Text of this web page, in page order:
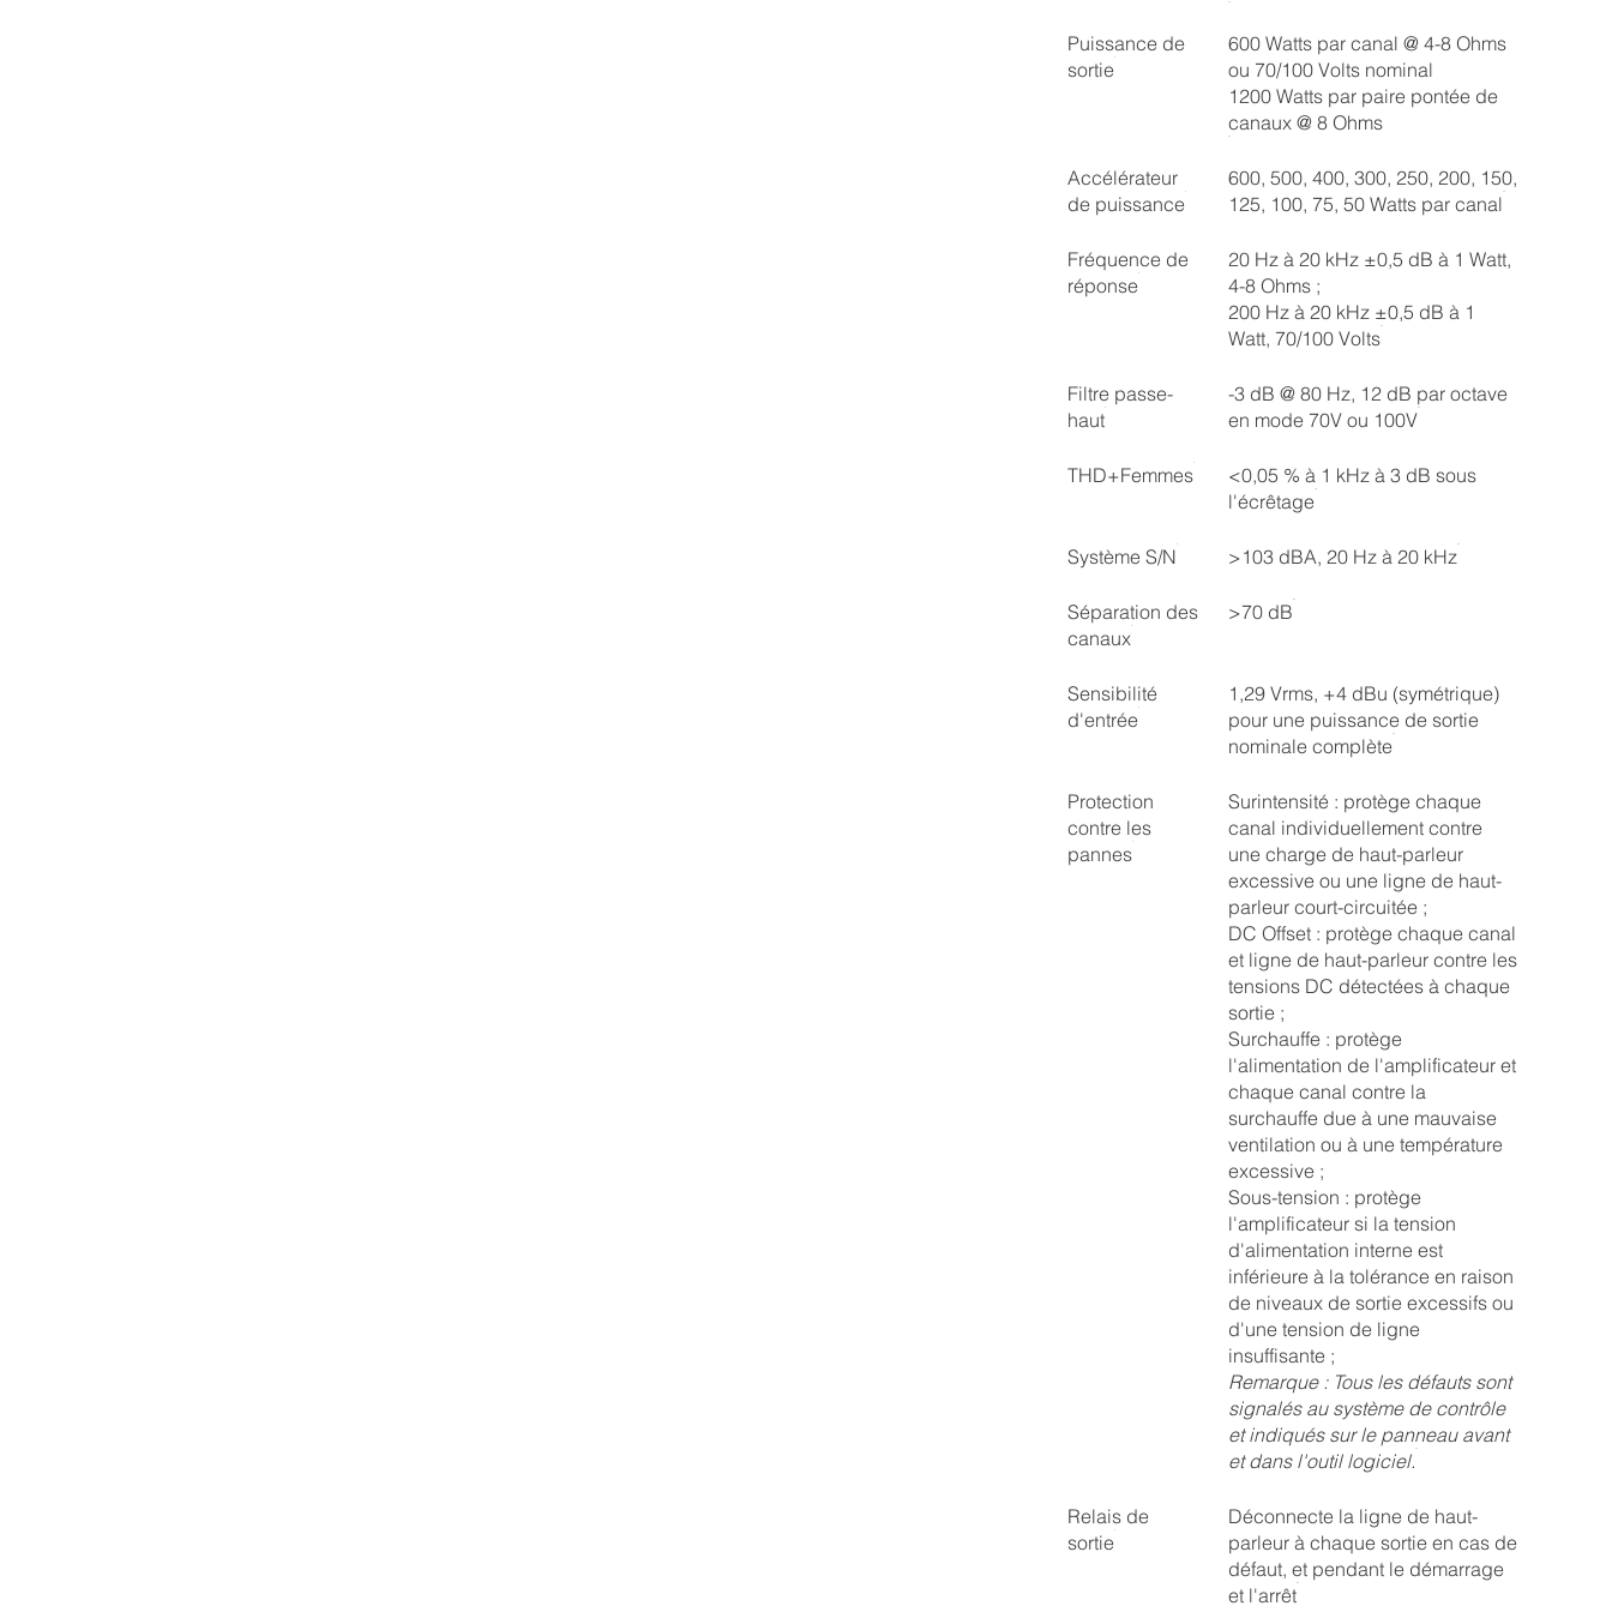
Puissance de
sortie
600 Watts par canal @ 4-8 Ohms
ou 70/100 Volts nominal
1200 Watts par paire pontée de
canaux @ 8 Ohms
Accélérateur
de puissance
600, 500, 400, 300, 250, 200, 150,
125, 100, 75, 50 Watts par canal
Fréquence de
réponse
20 Hz à 20 kHz ±0,5 dB à 1 Watt,
4-8 Ohms ;
200 Hz à 20 kHz ±0,5 dB à 1
Watt, 70/100 Volts
Filtre passe-
haut
-3 dB @ 80 Hz, 12 dB par octave
en mode 70V ou 100V
THD+Femmes
<0,05 % à 1 kHz à 3 dB sous
l'écrêtage
Système S/N >103 dBA, 20 Hz à 20 kHz
Séparation des
canaux
>70 dB
Sensibilité
d'entrée
1,29 Vrms, +4 dBu (symétrique)
pour une puissance de sortie
nominale complète
Protection
contre les
pannes
Surintensité : protège chaque
canal individuellement contre
une charge de haut-parleur
excessive ou une ligne de haut-
parleur court-circuitée ;
DC Offset : protège chaque canal
et ligne de haut-parleur contre les
tensions DC détectées à chaque
sortie ;
Surchauffe : protège
l'alimentation de l'amplificateur et
chaque canal contre la
surchauffe due à une mauvaise
ventilation ou à une température
excessive ;
Sous-tension : protège
l'amplificateur si la tension
d'alimentation interne est
inférieure à la tolérance en raison
de niveaux de sortie excessifs ou
d'une tension de ligne
insuffisante ;
Remarque : Tous les défauts sont
signalés au système de contrôle
et indiqués sur le panneau avant
et dans l'outil logiciel.
Relais de
sortie
Déconnecte la ligne de haut-
parleur à chaque sortie en cas de
défaut, et pendant le démarrage
et l'arrêt